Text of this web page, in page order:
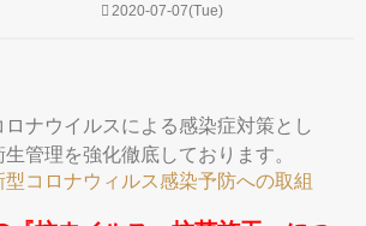
2020-07-07(Tue)
ナウイルスによる感染症対策とし
管理を強化徹底しております。
型コロナウィルス感染予防への取組